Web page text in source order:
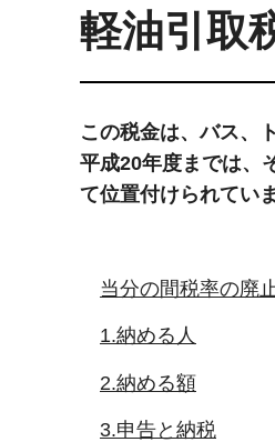
軽油引取
この税金は、バス、
平成20年度までは、
て位置付けられていま
当分の間税率の廃
1.納める人
2.納める額
3.申告と納税